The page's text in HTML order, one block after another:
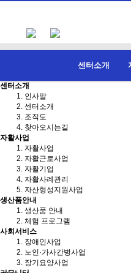
센터소개
센터소개
인사말
센터소개
조직도
찾아오시는길
자활사업
자활사업
자활근로사업
자활기업
자활사례관리
자산형성지원사업
생산품안내
생산품 안내
체험 프로그램
사회서비스
장애인사업
노인·가사간병사업
장기요양사업
COMMUNITY
커뮤니티